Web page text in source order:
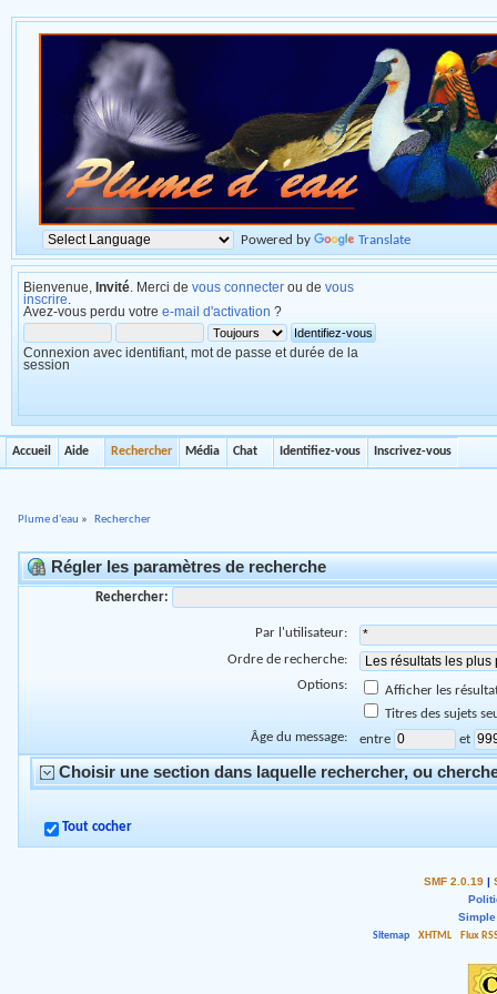
Powered by Translate
Bienvenue, Invité . Merci de vous connecter ou de vous
inscrire
Avez-vous perdu votre e-mail d'activation ?
Connexion avec identifiant, mot de passe et durée de la
session
Accueil Aide Rechercher Média Chat Identifiez-vous Inscrivez-vous
Plume d'eau » Rechercher
Régler les paramètres de recherche
Rechercher:
Par l'utilisateur:
Ordre de recherche:
Options:
Afficher les
Titres des sujets
Âge du message:
entre et
Choisir une section dans laquelle rechercher, ou
Tout cocher
SMF 2.0.19 |
Sitemap
XHTML Flux